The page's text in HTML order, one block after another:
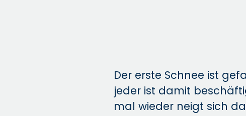
Der erste Schnee ist
jeder ist damit
mal wieder neigt sich